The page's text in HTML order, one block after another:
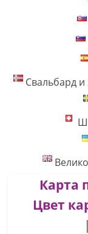
Свальбард
Карта
Цвет
|